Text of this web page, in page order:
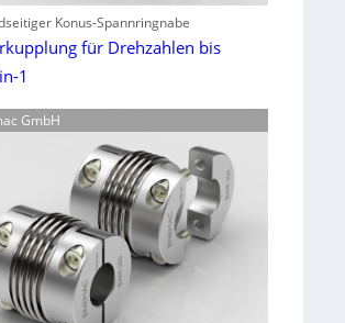
Konus-Spannringnabe
für Drehzahlen bis
1
GmbH